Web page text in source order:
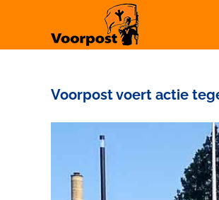
Voorpost voert actie
afbeelding